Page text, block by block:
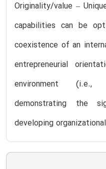
Originality/value –
capabilities can be
coexistence of an
entrepreneurial
environment (i.e.,
demonstrating the
developing